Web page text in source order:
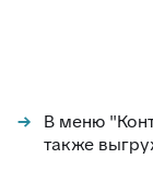
В меню
также